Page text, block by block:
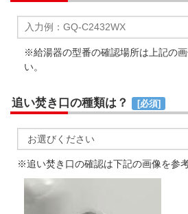
※給湯器の型番の確認場所は上記の
い。
追い焚き口の種類は？ [必須]
※追い焚き口の確認は下記の画像を参